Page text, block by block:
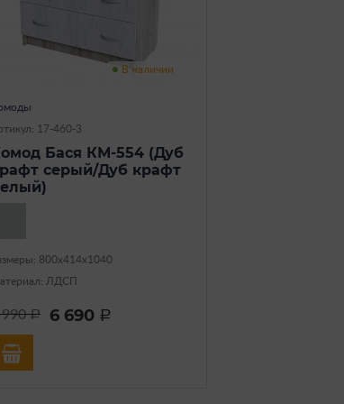
В наличии
17-460-3
Бася КМ-554 (Дуб
серый/Дуб крафт
800х414х1040
ЛДСП
990a 6 690 a